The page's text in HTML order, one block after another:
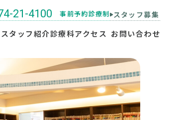
21-4100 事前予約診療制 スタッフ募集
スタッフ紹介診療科アクセス お問い合わせ